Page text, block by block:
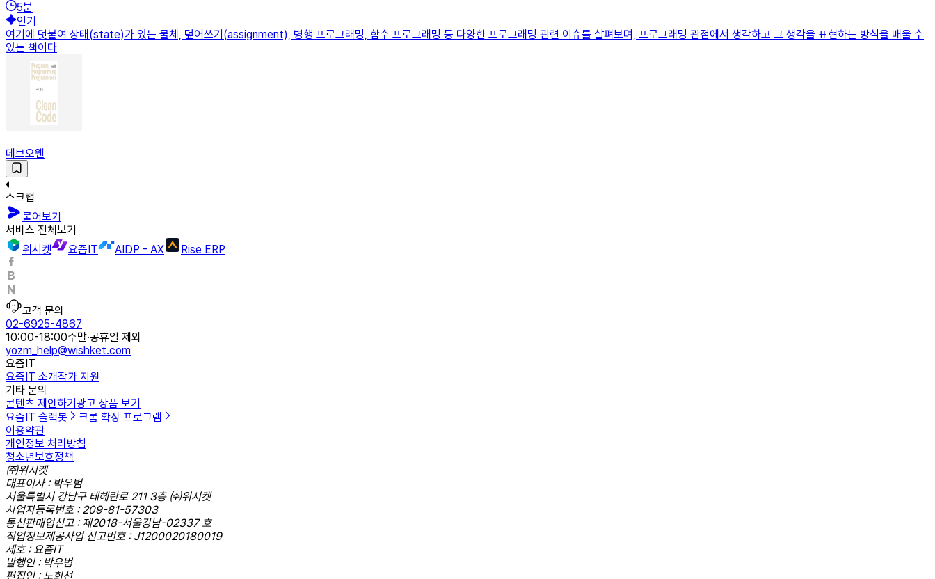
5분
인기
여기에 덧붙여 상태(state)가 있는 물체, 덮어쓰기(assignment), 병행 프로그래밍, 함수 프로그래밍 등 다양한 프로그래밍 관련 이슈를 살펴보며, 프로그래밍 관점에서 생각하고 그 생각을 표현하는 방식을 배울 수
있는 책이다
데브오웬
스크랩
물어보기
서비스 전체보기
위시켓
요즘IT AIDP - AX Rise ERP
고객 문의
02-6925-4867
10:00-18:00주말·공휴일 제외
yozm_help@wishket.com
요즘IT
요즘IT 소개작가 지원
기타 문의
콘텐츠 제안하기 광고 상품 보기
요즘IT 슬랙봇
크롬 확장 프로그램
이용약관
개인정보 처리방침
청소년보호정책
㈜위시켓
대표이사 : 박우범
서울특별시 강남구 테헤란로 211 3층 ㈜위시켓
사업자등록번호 : 209-81-57303
통신판매업신고 : 제2018-서울강남-02337 호
직업정보제공사업 신고번호 : J1200020180019
제호 : 요즘IT
발행인 : 박우범
편집인 : 노희선